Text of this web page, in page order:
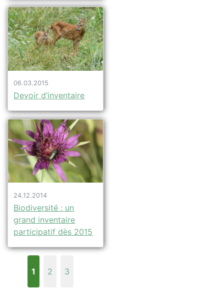
06.03.2015
Devoir d’inventaire
24.12.2014
Biodiversité : un
grand inventaire
participatif dès 2015
1 2 3